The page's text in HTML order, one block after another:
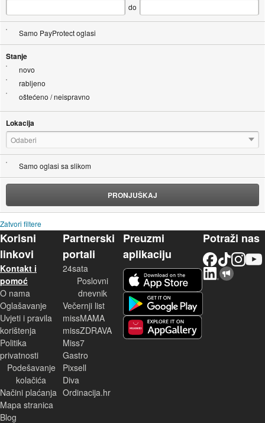
do
Samo PayProtect oglasi
Stanje
novo
rabljeno
oštećeno / neispravno
Lokacija
Odaberi
Samo oglasi sa slikom
PRONJUŠKAJ
Zatvori filtere
Korisni
linkovi
Kontakt i
pomoć
O nama
Oglašavanje
Uvjeti i pravila
korištenja
Politika
privatnosti
Podešavanje
kolačića
Načini plaćanja
Mapa stranica
Blog
Partnerski
portali
24sata
Poslovni
dnevnik
Večernji list
missMAMA
missZDRAVA
Miss7
Gastro
Pixsell
Diva
Ordinacija.hr
Preuzmi
aplikaciju
Potraži nas